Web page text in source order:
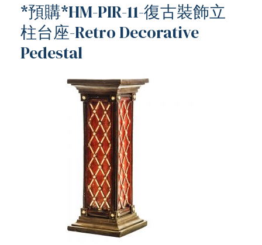
*預購*HM-PIR-11-復古裝飾立
柱台座-Retro Decorative
Pedestal
含日本